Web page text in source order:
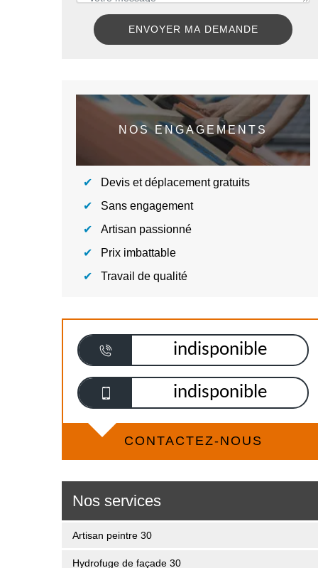
NOS ENGAGEMENTS
Devis et déplacement gratuits
Sans engagement
Artisan passionné
Prix imbattable
Travail de qualité
indisponible
indisponible
CONTACTEZ-NOUS
Nos services
Artisan peintre 30
Hydrofuge de façade 30